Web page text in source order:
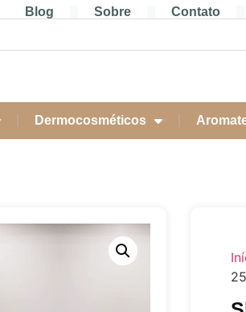
Blog Sobre Contato
Dermocosméticos